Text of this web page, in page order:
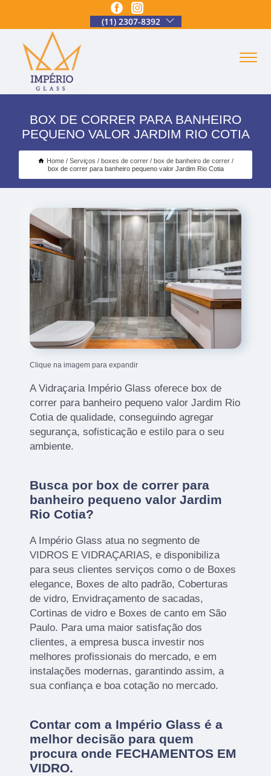
(11) 2307-8392
BOX DE CORRER PARA BANHEIRO
PEQUENO VALOR JARDIM RIO COTIA
Home Serviços boxes de correr
box de banheiro de correr
box de correr para banheiro pequeno valor Jardim Rio Cotia
Clique na imagem para expandir
A Vidraçaria Império Glass oferece box de
correr para banheiro pequeno valor Jardim Rio
Cotia de qualidade, conseguindo agregar
segurança, sofisticação e estilo para o seu
ambiente.
Busca por box de correr para
banheiro pequeno valor Jardim
Rio Cotia?
A Império Glass atua no segmento de
VIDROS E VIDRAÇARIAS, e disponibiliza
para seus clientes serviços como o de Boxes
elegance, Boxes de alto padrão, Coberturas
de vidro, Envidraçamento de sacadas,
Cortinas de vidro e Boxes de canto em São
Paulo. Para uma maior satisfação dos
clientes, a empresa busca investir nos
melhores profissionais do mercado, e em
instalações modernas, garantindo assim, a
sua confiança e boa cotação no mercado.
Contar com a Império Glass é a
melhor decisão para quem
procura onde FECHAMENTOS EM
VIDRO.